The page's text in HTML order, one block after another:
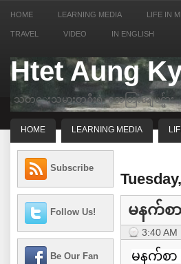
HOME LEARNING MEDIA LIFE IN
TRAVEL VIDEO IN ENGLISH
Htet Aung
သတင္းသမားတဦးရဲ့ အေတြးအျမင္မ်ား
HOME LEARNING MEDIA
Subscribe
Follow Us!
Be Our Fan
မနက်စ
3:40 AM
မနက်စာ